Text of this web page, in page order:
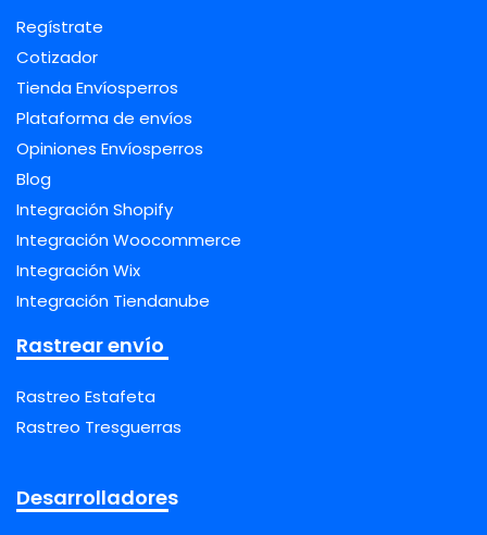
Regístrate
Cotizador
Tienda Envíosperros
Plataforma de envíos
Opiniones Envíosperros
Blog
Integración Shopify
Integración Woocommerce
Integración Wix
Integración Tiendanube
Rastrear envío
Rastreo Estafeta
Rastreo Tresguerras
Desarrolladores